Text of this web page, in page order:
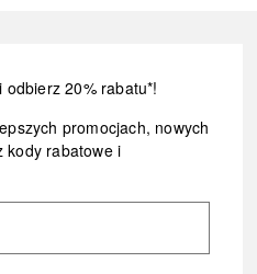
20% rabatu*!
promocjach, nowych
kody rabatowe i